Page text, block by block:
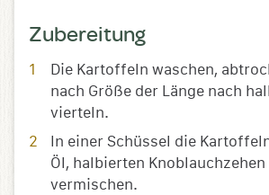
Zubereitung
Die Kartoffeln waschen,
nach Größe der Länge nach
vierteln.
In einer Schüssel die
Öl, halbierten Knoblauchzehen
vermischen.